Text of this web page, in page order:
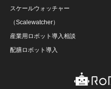
スケールウォッチャー
（Scalewatcher）
産業用ロボット導入相談
配膳ロボット導入